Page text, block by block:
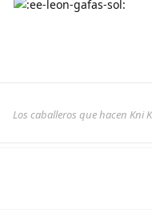
Los caballeros que hacen Kni